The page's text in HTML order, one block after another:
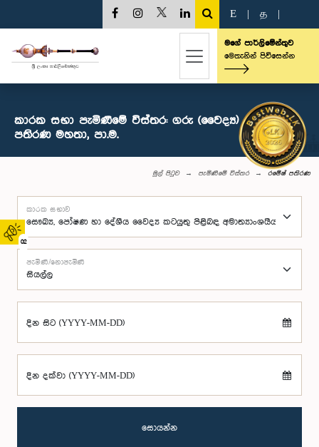
02
E த
මගේ පාර්ලිමේන්තුව
මෙතැනින් පිවිසෙන්න
කාරක සභා පැමිණීමේ විස්තර: ගරු (වෛද්‍ය) රමේෂ්
පතිරණ මහතා, පා.ම.
මුල් පිටුව පැමිණීමේ විස්තර රමේෂ් පතිරණ
කාරක සභාව
පැමිණි/නොපැමිණි
දින සිට (YYYY-MM-DD)
දින දක්වා (YYYY-MM-DD)
සොයන්න